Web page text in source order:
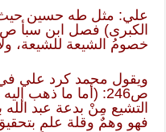
علي: مثل طه حسين حيث
خصومُ الشيعة للشيعة،
ص246: (أما ما ذهب
التشيع مِنْ بدعة عبد
فهو وهمٌ وقلة علمٍ